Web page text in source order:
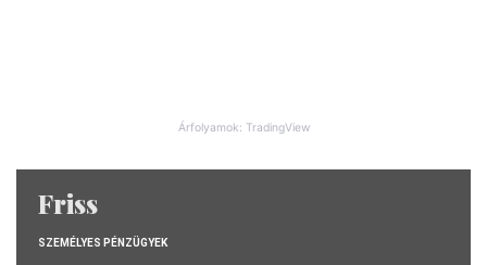
Árfolyamok: TradingView
Friss
SZEMÉLYES PÉNZÜGYEK